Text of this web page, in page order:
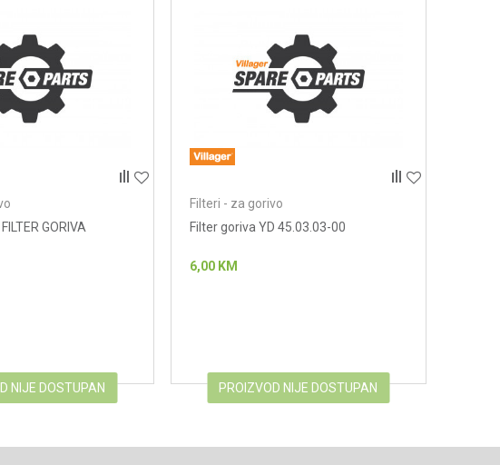
GORIVA
NIJE DOSTUPAN
Filteri - za gorivo
Filter goriva YD 45.03.03-00
6,00 KM
PROIZVOD NIJE DOSTUPAN